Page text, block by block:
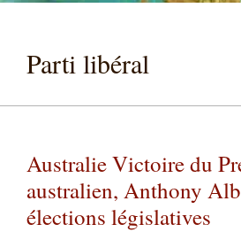
Parti libéral
Australie Victoire du
australien, Anthony
élections législatives